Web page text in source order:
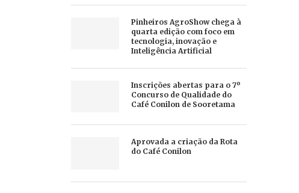
Pinheiros AgroShow chega à
quarta edição com foco em
tecnologia, inovação e
Inteligência Artificial
Inscrições abertas para o 7º
Concurso de Qualidade do
Café Conilon de Sooretama
Aprovada a criação da Rota
do Café Conilon